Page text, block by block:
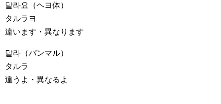
달라요
（ヘヨ体）
タルラヨ
違います・異なります
달라 （パンマル）
タルラ
違うよ・異なるよ